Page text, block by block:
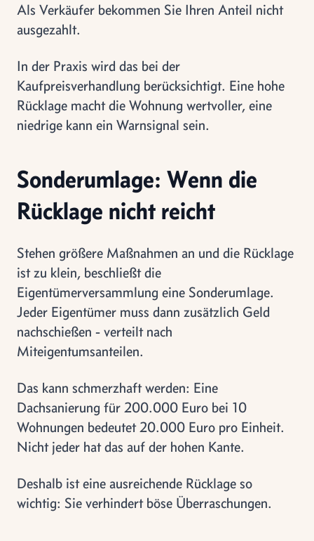
Als Verkäufer bekommen Sie Ihren Anteil nicht
ausgezahlt.
In der Praxis wird das bei der
Kaufpreisverhandlung berücksichtigt. Eine hohe
Rücklage macht die Wohnung wertvoller, eine
niedrige kann ein Warnsignal sein.
Sonderumlage: Wenn die
Rücklage nicht reicht
Stehen größere Maßnahmen an und die Rücklage
ist zu klein, beschließt die
Eigentümerversammlung eine Sonderumlage.
Jeder Eigentümer muss dann zusätzlich Geld
nachschießen - verteilt nach
Miteigentumsanteilen.
Das kann schmerzhaft werden: Eine
Dachsanierung für 200.000 Euro bei 10
Wohnungen bedeutet 20.000 Euro pro Einheit.
Nicht jeder hat das auf der hohen Kante.
Deshalb ist eine ausreichende Rücklage so
wichtig: Sie verhindert böse Überraschungen.